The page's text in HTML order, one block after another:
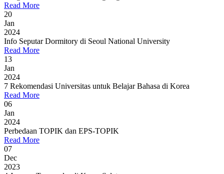
Read More
20
Jan
2024
Info Seputar Dormitory di Seoul National University
Read More
13
Jan
2024
7 Rekomendasi Universitas untuk Belajar Bahasa di Korea
Read More
06
Jan
2024
Perbedaan TOPIK dan EPS-TOPIK
Read More
07
Dec
2023